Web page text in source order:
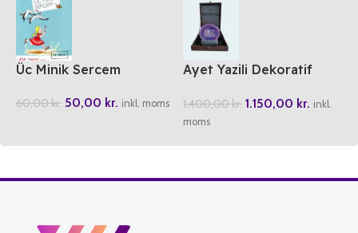
Üc Minik Sercem
60,00kr. 50,00 kr. inkl. moms
Ayet Yazili Dekoratif
1.400,00kr. 1.150,00 kr. inkl.
moms